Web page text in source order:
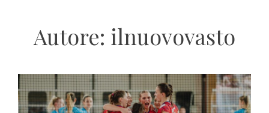
Autore: ilnuovovasto